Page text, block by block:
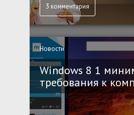
3 комментария
Новости
Windows 8 1
требования к